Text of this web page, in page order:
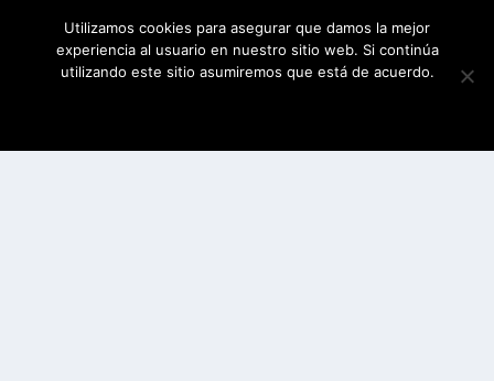
Utilizamos cookies para asegurar que damos la mejor
experiencia al usuario en nuestro sitio web. Si continúa
utilizando este sitio asumiremos que está de acuerdo.